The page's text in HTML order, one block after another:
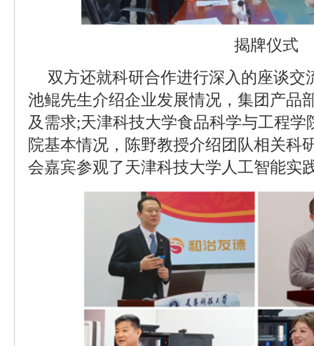
揭牌仪式
双方还就科研合作进行深入的座谈交
池鲲先生介绍企业发展情况，集团产品
及需求;天津科技大学食品科学与工程学
院基本情况，陈野教授介绍团队相关科
会嘉宾参观了天津科技大学人工智能实